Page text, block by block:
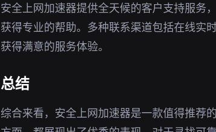
安全上网加速器提供全天候的客户支持服务
获得专业的帮助。多种联系渠道包括在线实
获得满意的服务体验。
总结
综合来看，安全上网加速器是一款值得推荐